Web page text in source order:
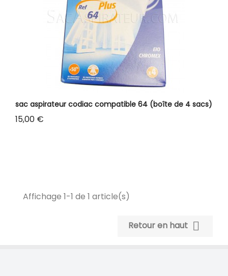
sac aspirateur codiac compatible 64 (boîte de 4 sacs)
Prix
15,00 €
Affichage 1-1 de 1 article(s)
Retour en haut 